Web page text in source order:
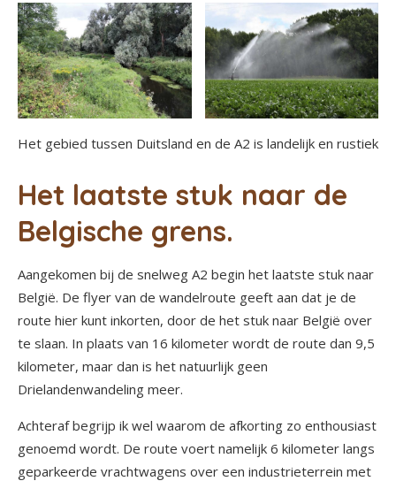
Het gebied tussen Duitsland en de A2 is landelijk en rustiek
Het laatste stuk naar de
Belgische grens.
Aangekomen bij de snelweg A2 begin het laatste stuk naar
België. De flyer van de wandelroute geeft aan dat je de
route hier kunt inkorten, door de het stuk naar België over
te slaan. In plaats van 16 kilometer wordt de route dan 9,5
kilometer, maar dan is het natuurlijk geen
Drielandenwandeling meer.
Achteraf begrijp ik wel waarom de afkorting zo enthousiast
genoemd wordt. De route voert namelijk 6 kilometer langs
geparkeerde vrachtwagens over een industrieterrein met